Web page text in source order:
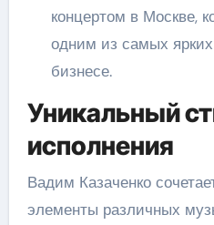
концертом в Москве,
одним из самых
бизнесе.
Уникальный
исполнения
Вадим Казаченко
элементы различных